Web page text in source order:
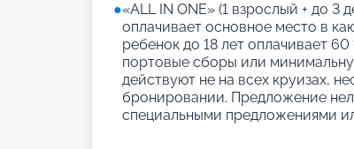
●«АLL IN ONE» (1 взрослый + до 3
оплачивает основное место в
ребенок до 18 лет оплачивает
портовые сборы или
действуют не на всех круизах,
бронировании. Предложение
специальными предложениями